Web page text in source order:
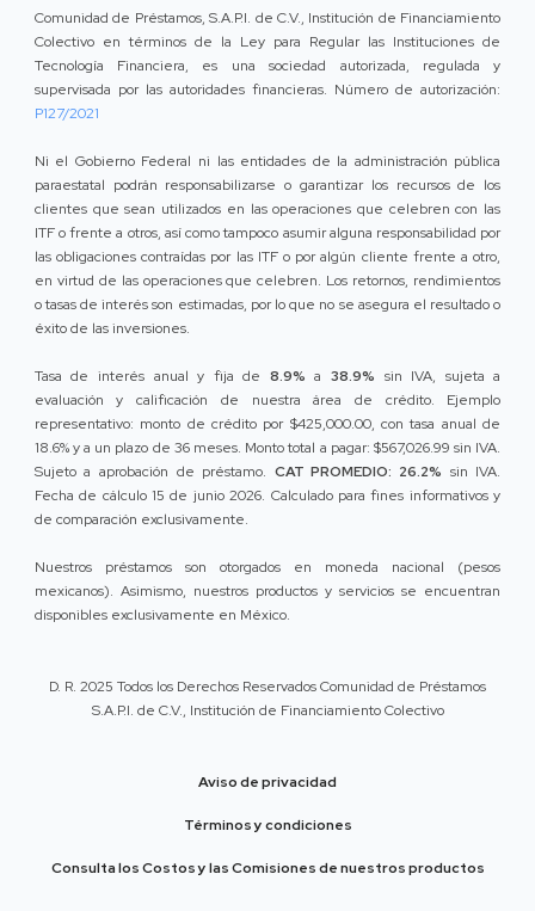
Comunidad de Préstamos, S.A.P.I. de C.V., Institución de Financiamiento
Colectivo en términos de la Ley para Regular las Instituciones de
Tecnología Financiera, es una sociedad autorizada, regulada y
supervisada por las autoridades financieras. Número de autorización:
P127/2021
Ni el Gobierno Federal ni las entidades de la administración pública
paraestatal podrán responsabilizarse o garantizar los recursos de los
clientes que sean utilizados en las operaciones que celebren con las
ITF o frente a otros, así como tampoco asumir alguna responsabilidad por
las obligaciones contraídas por las ITF o por algún cliente frente a otro,
en virtud de las operaciones que celebren. Los retornos, rendimientos
o tasas de interés son estimadas, por lo que no se asegura el resultado o
éxito de las inversiones.
Tasa de interés anual y fija de 8.9% a 38.9% sin IVA, sujeta a
evaluación y calificación de nuestra área de crédito. Ejemplo
representativo: monto de crédito por $425,000.00, con tasa anual de
18.6% y a un plazo de 36 meses. Monto total a pagar: $567,026.99 sin IVA.
Sujeto a aprobación de préstamo. CAT PROMEDIO: 26.2% sin IVA.
Fecha de cálculo 15 de junio 2026. Calculado para fines informativos y
de comparación exclusivamente.
Nuestros préstamos son otorgados en moneda nacional (pesos
mexicanos). Asimismo, nuestros productos y servicios se encuentran
disponibles exclusivamente en México.
D. R. 2025 Todos los Derechos Reservados Comunidad de Préstamos
S.A.P.I. de C.V., Institución de Financiamiento Colectivo
Aviso de privacidad
Términos y condiciones
Consulta los Costos y las Comisiones de nuestros productos